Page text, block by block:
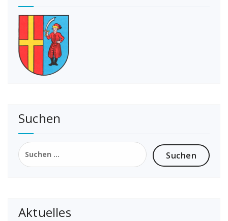
Suchen
Suchen
nach:
Aktuelles